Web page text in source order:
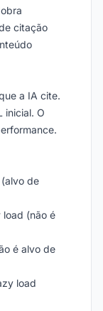
citação
a IA cite.
inicial. O
de
load (não é
é alvo de
load